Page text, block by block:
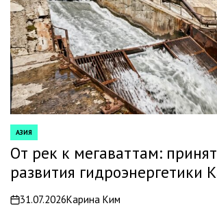
POSTED
IN
АЗИЯ
От рек к мегаваттам:
развития гидроэнергетики
on31.07.2026Карина Ким